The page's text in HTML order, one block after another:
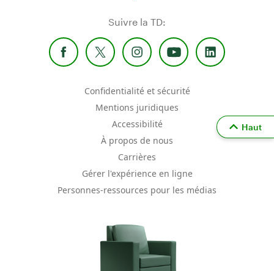
Suivre la TD:
Confidentialité et sécurité
Mentions juridiques
Accessibilité
À propos de nous
Carrières
Gérer l'expérience en ligne
Personnes-ressources pour les médias
Haut